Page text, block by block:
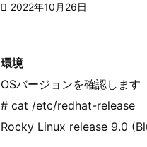
 2022年10月26日
環境
OSバージョンを確認します
# cat /etc/redhat-release
Rocky Linux release 9.0